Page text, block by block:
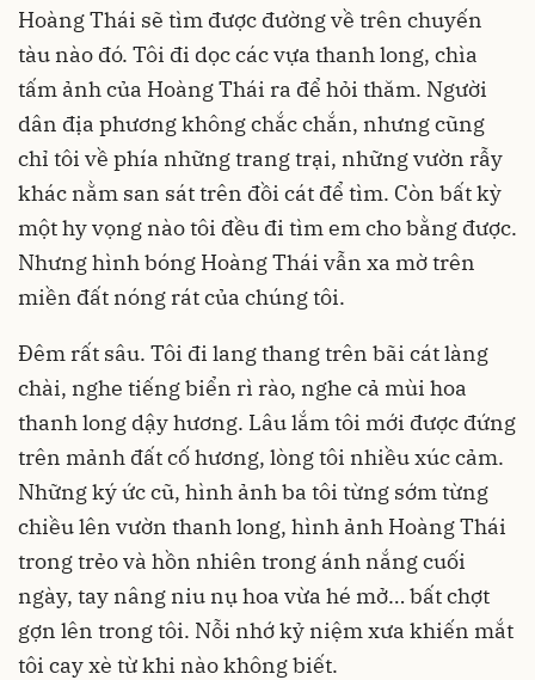
Hoàng Thái sẽ tìm được đường về trên chuyến
tàu nào đó. Tôi đi dọc các vựa thanh long, chìa
tấm ảnh của Hoàng Thái ra để hỏi thăm. Người
dân địa phương không chắc chắn, nhưng cũng
chỉ tôi về phía những trang trại, những vườn rẫy
khác nằm san sát trên đồi cát để tìm. Còn bất kỳ
một hy vọng nào tôi đều đi tìm em cho bằng được.
Nhưng hình bóng Hoàng Thái vẫn xa mờ trên
miền đất nóng rát của chúng tôi.
Đêm rất sâu. Tôi đi lang thang trên bãi cát làng
chài, nghe tiếng biển rì rào, nghe cả mùi hoa
thanh long dậy hương. Lâu lắm tôi mới được đứng
trên mảnh đất cố hương, lòng tôi nhiều xúc cảm.
Những ký ức cũ, hình ảnh ba tôi từng sớm từng
chiều lên vườn thanh long, hình ảnh Hoàng Thái
trong trẻo và hồn nhiên trong ánh nắng cuối
ngày, tay nâng niu nụ hoa vừa hé mở… bất chợt
gợn lên trong tôi. Nỗi nhớ kỷ niệm xưa khiến mắt
tôi cay xè từ khi nào không biết.